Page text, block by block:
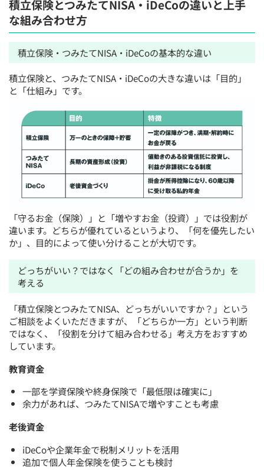
積立保険とつみたてNISA・iDeCoの違いと上手
な組み合わせ方
積立保険・つみたてNISA・iDeCoの基本的な違い
積立保険と、つみたてNISA・iDeCoの大きな違いは「目的」
と「仕組み」です。
「守るお金（保険）」と「増やすお金（投資）」では役割が
違います。どちらが優れているというより、「何を優先したい
か」、目的によって使い分けることが大切です。
どっちがいい？ではなく「どの組み合わせが合うか」を
考える
「積立保険とつみたてNISA、どっちがいいですか？」という
ご相談をよくいただきますが、「どちらか一方」という判断
ではなく、「役割を分けて組み合わせる」考え方をおすすめ
しています。
教育資金
一部を学資保険や終身保険で「最低限は確実に」
余力があれば、つみたてNISAで増やすことも考慮
老後資金
iDeCoや企業年金で税制メリットを活用
追加で個人年金保険を使うことも検討